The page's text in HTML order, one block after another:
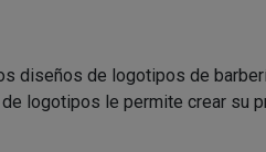
diseños de logotipos de
logotipos le permite crear su